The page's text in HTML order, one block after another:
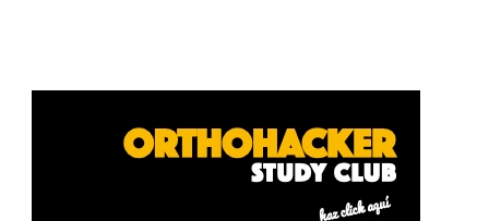
Barra
primaria